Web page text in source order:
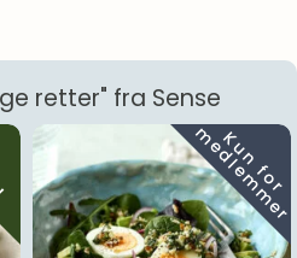
retter" fra Sense
K
u
n
f
o
r
m
e
d
l
e
m
m
e
r